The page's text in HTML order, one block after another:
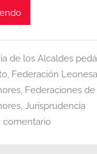
de los Alcaldes
, Federación
, Federaciones
, Jurisprudencia
comentario